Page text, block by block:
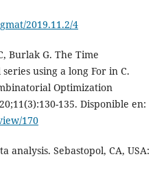
2019.11.2/4
Burlak G. The Time
using a long For in C.
Optimization
135. Disponible en:
170
analysis. Sebastopol, CA, USA: